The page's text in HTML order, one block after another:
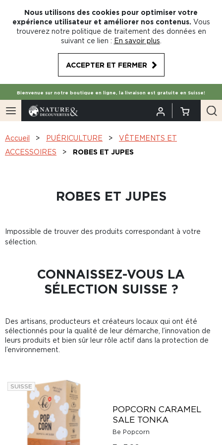
Nous utilisons des cookies pour optimiser votre
expérience utilisateur et améliorer nos contenus. Vous
trouverez notre politique de traitement des données en
suivant ce lien : En savoir plus
ACCEPTER ET FERMER
Bienvenue sur notre boutique en ligne, la livraison est gratuite en Suisse!
Accueil PUÉRICULTURE
VÊTEMENTS ET
ACCESSOIRES
ROBES ET JUPES
ROBES ET JUPES
Impossible de trouver des produits correspondant à votre
sélection.
CONNAISSEZ-VOUS LA
SÉLECTION SUISSE ?
Des artisans, producteurs et créateurs locaux qui ont été
sélectionnés pour la qualité de leur démarche, l’innovation de
leurs produits et bien sûr leur rôle actif dans la protection de
l’environnement.
SUISSE
POPCORN CARAMEL
SALE TONKA
Be Popcorn